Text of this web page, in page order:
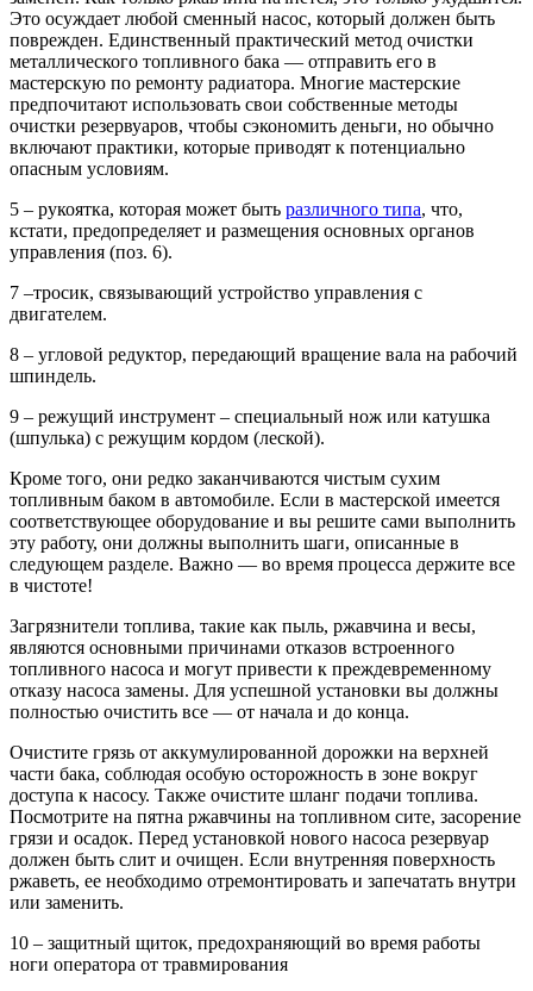
Это осуждает любой сменный насос, который должен быть
поврежден. Единственный практический метод очистки
металлического топливного бака — отправить его в
мастерскую по ремонту радиатора. Многие мастерские
предпочитают использовать свои собственные методы
очистки резервуаров, чтобы сэкономить деньги, но обычно
включают практики, которые приводят к потенциально
опасным условиям.
5 – рукоятка, которая может быть различного типа, что,
кстати, предопределяет и размещения основных органов
управления (поз. 6).
7 –тросик, связывающий устройство управления с
двигателем.
8 – угловой редуктор, передающий вращение вала на рабочий
шпиндель.
9 – режущий инструмент – специальный нож или катушка
(шпулька) с режущим кордом (леской).
Кроме того, они редко заканчиваются чистым сухим
топливным баком в автомобиле. Если в мастерской имеется
соответствующее оборудование и вы решите сами выполнить
эту работу, они должны выполнить шаги, описанные в
следующем разделе. Важно — во время процесса держите все
в чистоте!
Загрязнители топлива, такие как пыль, ржавчина и весы,
являются основными причинами отказов встроенного
топливного насоса и могут привести к преждевременному
отказу насоса замены. Для успешной установки вы должны
полностью очистить все — от начала и до конца.
Очистите грязь от аккумулированной дорожки на верхней
части бака, соблюдая особую осторожность в зоне вокруг
доступа к насосу. Также очистите шланг подачи топлива.
Посмотрите на пятна ржавчины на топливном сите, засорение
грязи и осадок. Перед установкой нового насоса резервуар
должен быть слит и очищен. Если внутренняя поверхность
ржаветь, ее необходимо отремонтировать и запечатать внутри
или заменить.
10 – защитный щиток, предохраняющий во время работы
ноги оператора от травмирования